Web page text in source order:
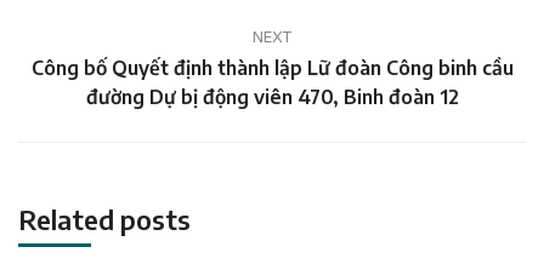
NEXT
Next
post:
Công bố Quyết định thành lập Lữ đoàn Công binh cầu
đường Dự bị động viên 470, Binh đoàn 12
Related posts